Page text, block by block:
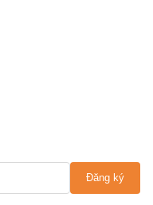
Đăng ký